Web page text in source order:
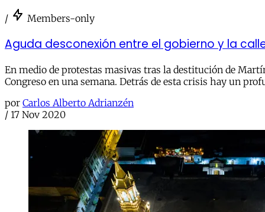
/ Members-only
Aguda desconexión entre el gobierno y la
En medio de protestas masivas tras la destitución de
Congreso en una semana. Detrás de esta crisis hay un
por Carlos Alberto Adrianzén
/ 17 Nov 2020